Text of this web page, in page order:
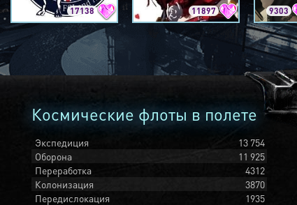
17138 11897 9303
Космические флоты в полете
Экспедиция
13 754
Оборона
11 925
Переработка
4312
Колонизация
3870
Передислокация
1935